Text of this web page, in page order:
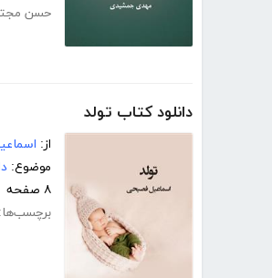
حسن
دانلود کتاب تولد
از:
موضوع:
۸ صفحه
برچسب‌ها: